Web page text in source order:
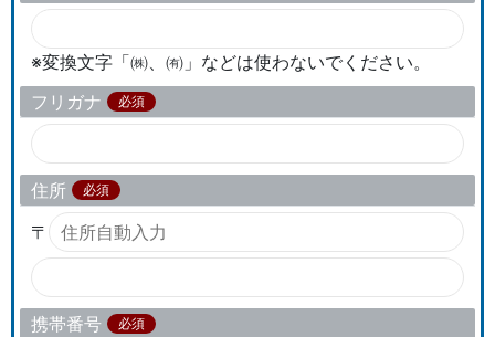
※変換文字「㈱、㈲」などは使わないでください。
フリガナ
必須
住所 必須
〒
携帯番号 必須